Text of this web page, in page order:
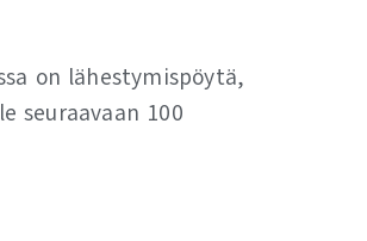
on lähestymispöytä,
seuraavaan 100